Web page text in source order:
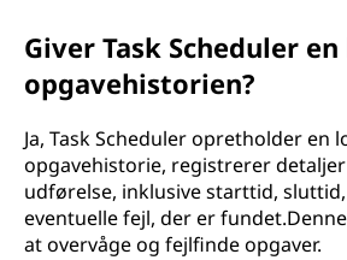
Giver Task Scheduler
opgavehistorien?
Ja, Task Scheduler opretholder en
opgavehistorie, registrerer
udførelse, inklusive starttid,
eventuelle fejl, der er
at overvåge og fejlfinde opgaver.